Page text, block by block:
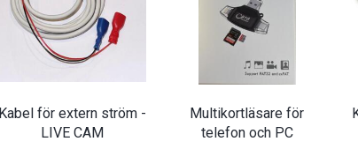
Kabel för extern ström -
LIVE CAM
Multikortläsare för
telefon och PC